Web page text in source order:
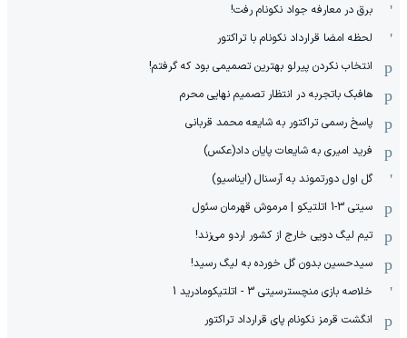
برق در معارفه جواد نکونام رفت!
لحظه امضا قرارداد نکونام با تراکتور
انتخاب نکردن پیرلو بهترین تصمیمی بود که گرفتم!
هافبک باتجربه در انتظار تصمیم نهایی محرم
پاسخ رسمی تراکتور به شایعه محمد قربانی
فرید امیری به شایعات پایان داد(عکس)
گل اول دورتموند به آرسنال (ایناسیو)
سیتی 3-1 اتلتیکو | مرموش قهرمان سئول
تیم لیگ دویی خارج از کشور اردو می‌زند!
سیدحسین بدون گل خورده به لیگ رسید!
خلاصه بازی منچسترسیتی 3 - اتلتیکومادرید 1
انگشت قرمز نکونام پای قرارداد تراکتور